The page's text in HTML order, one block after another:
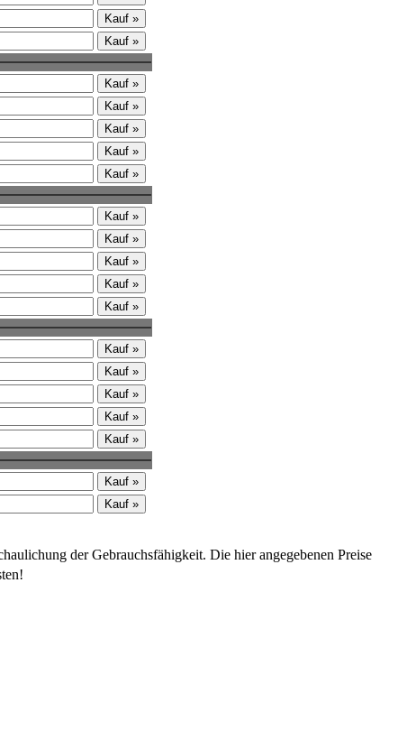
der Gebrauchsfähigkeit. Die hier angegebenen Preise